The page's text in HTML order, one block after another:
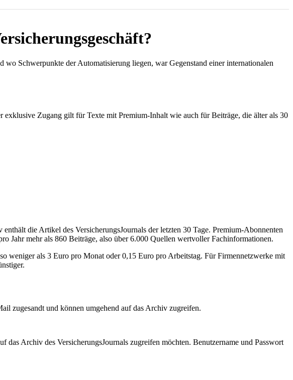
Schwerpunkte der Automatisierung liegen, war Gegenstand einer internationalen
Zugang gilt für Texte mit Premium-Inhalt wie auch für Beiträge, die älter als 30
die Artikel des VersicherungsJournals der letzten 30 Tage. Premium-Abonnenten
Jahr mehr als 860 Beiträge, also über 6.000 Quellen wertvoller Fachinformationen.
weniger als 3 Euro pro Monat oder 0,15 Euro pro Arbeitstag. Für Firmennetzwerke mit
zugesandt und können umgehend auf das Archiv zugreifen.
Archiv des VersicherungsJournals zugreifen möchten. Benutzername und Passwort